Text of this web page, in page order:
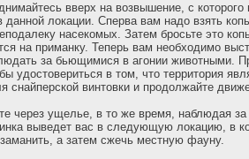
вверх на возвышение, с
локации. Сперва вам надо взять
насекомых. Затем бросьте это
на приманку. Теперь вам необходимо
за бьющимися в агонии животными.
удостовериться в том, что территория
снайперской винтовки и продолжайте
через ущелье, в то же время, наблюдая
выведет вас в следующую локацию, в
а затем сжечь местную фауну.